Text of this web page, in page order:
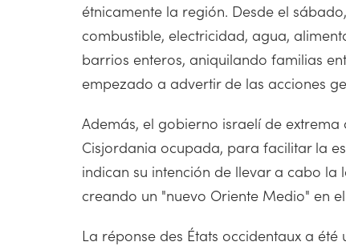
étnicamente la región. Desde el
combustible, electricidad, agua,
barrios enteros, aniquilando familias
empezado a advertir de las acciones
Además, el gobierno israelí de extrema
Cisjordania ocupada, para facilitar la
indican su intención de llevar a cabo
creando un "nuevo Oriente Medio" en
La réponse des États occidentaux a